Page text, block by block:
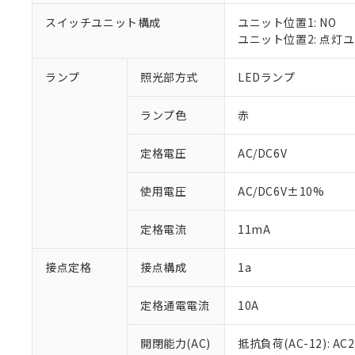
スイッチユニット構成
ユニット位置1: NO
ユニット位置2: 点灯
ランプ 照光部方式 LEDランプ
ランプ色 赤
定格電圧 AC/DC6V
使用電圧 AC/DC6V±10%
定格電流 11mA
接点定格 接点構成 1a
定格通電電流 10A
開閉能力(AC)
抵抗負荷(AC-12):
ご利用条件
本サービス
くものです。
当社制御機
在庫状況お
当社販売員
在庫状況お
ている必要
対応済み：EU
対応予定：EU
対応予定なし：
非該当品：ライセ
仕入先様の事情に
*EU RoHS指令（10物質
鉛(Pb) 1000ppm以下、
六価クロム(Cr(Ⅵ))
フタル酸ビス(2-エチル
ル（DBP） 1000ppm
但し、RoHS指令で産業
フタル酸エステル類の
※2 対応予定月
部品在庫の切り替
※1 中国
「×」：最大均質
「－」：未確認で
Pb(鉛) :1000ppm、 Hg(
DEHP(フタル酸ビス(2-
「ｅ」：有害物質
「10」：通常の使
味します。
当社は、こ
う）を輸出
などの必要
当社は規制
たしません。
記
号
○ 一定数
△ 一定数
－
在庫な
空
受注生